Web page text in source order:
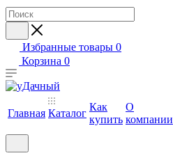
Избранные товары 0
Корзина 0
Главная Каталог
Как
купить
О
компании